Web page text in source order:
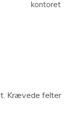
kontoret
Krævede felter